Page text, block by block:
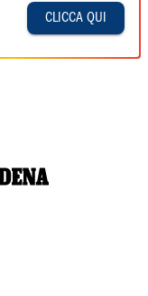
CLICCA QUI